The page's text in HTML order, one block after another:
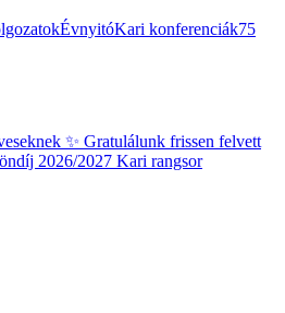
ÉvnyitóKari konferenciák75
✨ Gratulálunk frissen felvett
2026/2027 Kari rangsor